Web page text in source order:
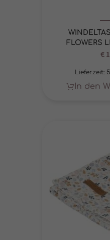
FLOWERS
€
Lieferzeit:
In den